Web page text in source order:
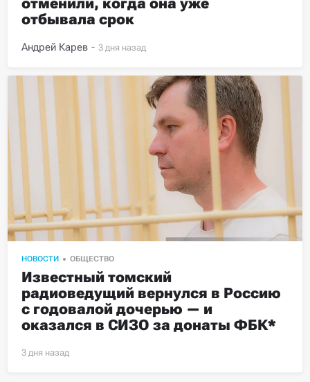
отбывала срок
Андрей Карев -
НОВОСТИ ОБЩЕСТВО
Известный томский
радиоведущий вернулся в Россию
с годовалой дочерью — и
оказался в СИЗО за донаты ФБК*